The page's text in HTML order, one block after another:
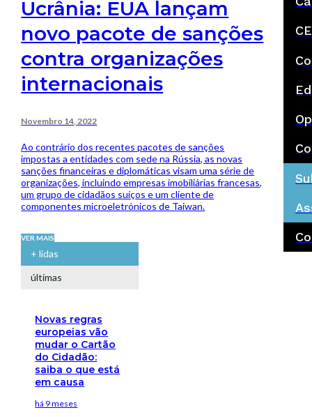
Ucrânia: EUA lançam
novo pacote de sanções
contra organizações
internacionais
Novembro 14, 2022
Ao contrário dos recentes pacotes de sanções
impostas a entidades com sede na Rússia, as novas
sanções financeiras e diplomáticas visam uma série de
organizações, incluindo empresas imobiliárias francesas,
um grupo de cidadãos suíços e um cliente de
componentes microeletrónicos de Taiwan.
VER MAIS
+ lidas
últimas
Novas regras
europeias vão
mudar o Cartão
do Cidadão:
saiba o que está
em causa
há 9 meses